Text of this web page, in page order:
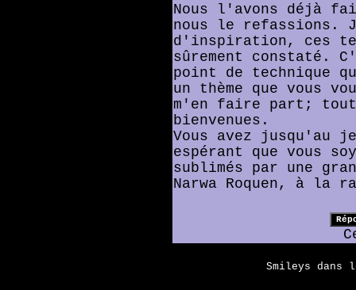
Nous l'avons déjà
nous le refassions.
d'inspiration, ces
sûrement constaté.
point de technique
un thème que vous
m'en faire part;
bienvenues.
Vous avez jusqu'au
espérant que vous
sublimés par une
Narwa Roquen, à la
Smileys dans